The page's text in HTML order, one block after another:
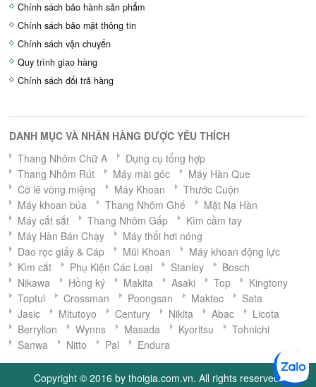
Chính sách bảo hành sản phẩm
Chính sách bảo mật thông tin
Chính sách vận chuyển
Quy trình giao hàng
Chính sách đổi trả hàng
DANH MỤC VÀ NHÃN HÀNG ĐƯỢC YÊU THÍCH
Thang Nhôm Chữ A
Dụng cụ tổng hợp
Thang Nhôm Rút
Máy mài góc
Máy Hàn Que
Cờ lê vòng miệng
Máy Khoan
Thước Cuộn
Máy khoan búa
Thang Nhôm Ghế
Mặt Nạ Hàn
Máy cắt sắt
Thang Nhôm Gấp
Kìm cầm tay
Máy Hàn Bán Chạy
Máy thổi hơi nóng
Dao rọc giấy & Cáp
Mũi Khoan
Máy khoan động lực
Kìm cắt
Phụ Kiện Các Loại Stanley
Bosch
Nikawa
Hồng ký Makita Asaki Top
Kingtony
Toptul
Crossman Poongsan Maktec
Sata
Jasic
Mitutoyo Century Nikita Abac
Licota
Berrylion
Wynns Masada Kyoritsu
Tohnichi
Sanwa
Nitto Pal Endura
Copyright © 2016 by thoigia.com.vn. All rights reserved.